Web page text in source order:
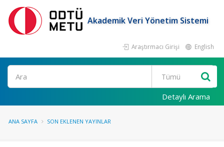
Akademik Veri Yönetim Sistemi
Araştırmacı Girişi English
Ara
Detaylı Arama
ANA SAYFA SON EKLENEN YAYINLAR